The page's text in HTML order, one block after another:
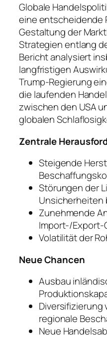
Globale
eine entscheidende
Gestaltung der
Strategien entlang
Bericht analysiert
langfristigen
Trump-Regierung
die laufenden
zwischen den USA
globalen
Zentrale
Steigende
Störungen der
Unsicherheiten
Zunehmende
Import-/Export-
Volatilität der
Neue Chancen
Ausbau
Diversifizierung
regionale
Neue